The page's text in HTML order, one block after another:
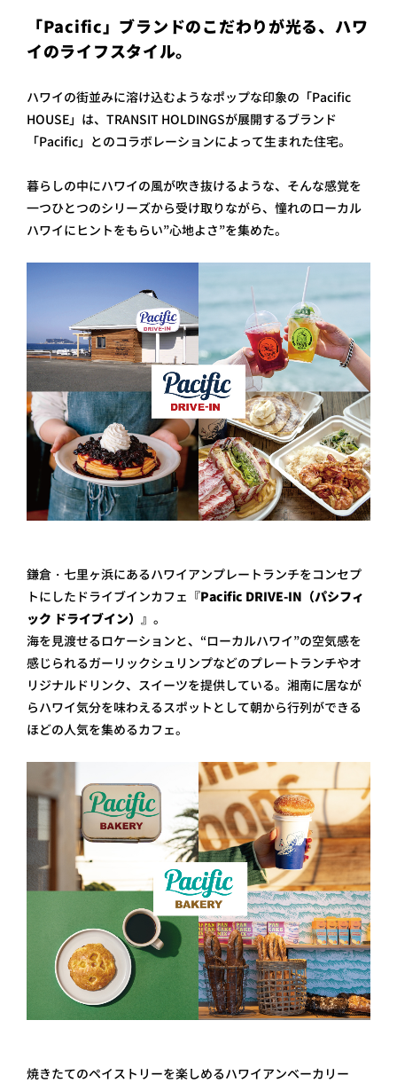
「Pacific」ブランドのこだわりが光る、ハワ
イのライフスタイル。
ハワイの街並みに溶け込むようなポップな印象の「Pacific
HOUSE」は、TRANSIT HOLDINGSが展開するブランド
「Pacific」とのコラボレーションによって生まれた住宅。
暮らしの中にハワイの風が吹き抜けるような、そんな感覚を
一つひとつのシリーズから受け取りながら、憧れのローカル
ハワイにヒントをもらい”心地よさ”を集めた。
鎌倉・七里ヶ浜にあるハワイアンプレートランチをコンセプ
トにしたドライブインカフェ『Pacific DRIVE-IN（パシフィ
ック ドライブイン） 』。
海を見渡せるロケーションと、“ローカルハワイ”の空気感を
感じられるガーリックシュリンプなどのプレートランチやオ
リジナルドリンク、スイーツを提供している。湘南に居なが
らハワイ気分を味わえるスポットとして朝から行列ができる
ほどの人気を集めるカフェ。
焼きたてのペイストリーを楽しめるハワイアンベーカリー